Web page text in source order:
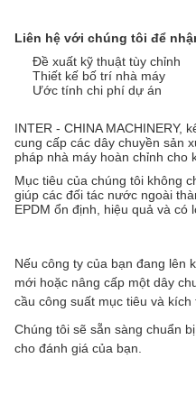
Liên hệ với chúng tôi để
Đề xuất kỹ thuật tùy chỉnh
Thiết kế bố trí nhà máy
Ước tính chi phí dự án
INTER - CHINA MACHINERY,
cung cấp các dây chuyền sản
pháp nhà máy hoàn chỉnh cho
Mục tiêu của chúng tôi không
giúp các đối tác nước ngoài
EPDM ổn định, hiệu quả và có
Nếu công ty của bạn đang lên
mới hoặc nâng cấp một dây
cầu công suất mục tiêu và kích
Chúng tôi sẽ sẵn sàng chuẩn
cho đánh giá của bạn.